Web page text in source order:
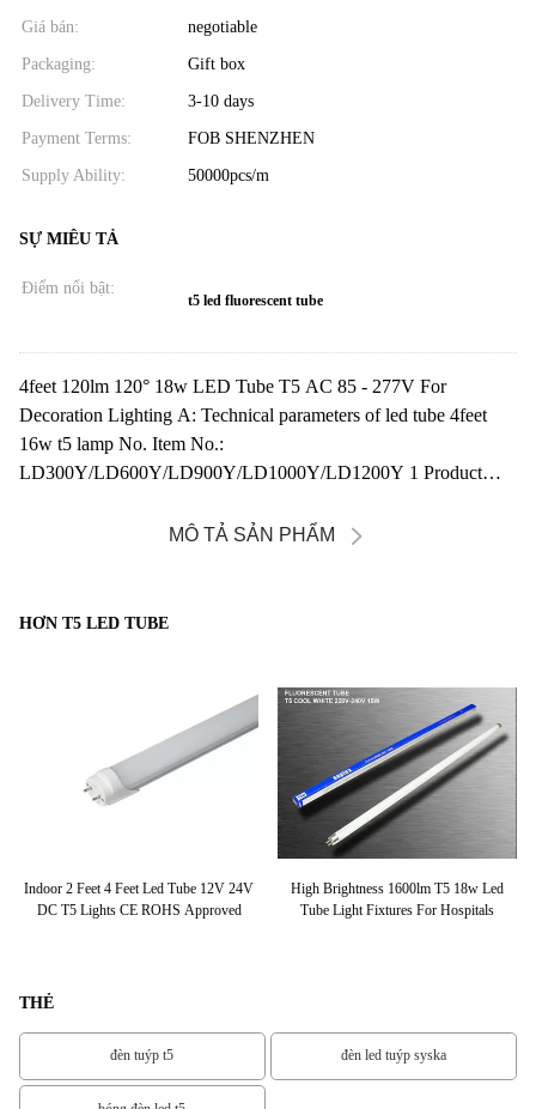
Giá bán: negotiable
Packaging: Gift box
Delivery Time: 3-10 days
Payment Terms: FOB SHENZHEN
Supply Ability: 50000pcs/m
SỰ MIÊU TẢ
Điểm nổi bật:
t5 led fluorescent tube
4feet 120lm 120° 18w LED Tube T5 AC 85 - 277V For
Decoration Lighting A: Technical parameters of led tube 4feet
16w t5 lamp No. Item No.:
LD300Y/LD600Y/LD900Y/LD1000Y/LD1200Y 1 Product
MÔ TẢ SẢN PHẨM
HƠN T5 LED TUBE
Indoor 2 Feet 4 Feet Led Tube 12V 24V
DC T5 Lights CE ROHS Approved
High Brightness 1600lm T5 18w Led
Tube Light Fixtures For Hospitals
THẺ
đèn tuýp t5 đèn led tuýp syska